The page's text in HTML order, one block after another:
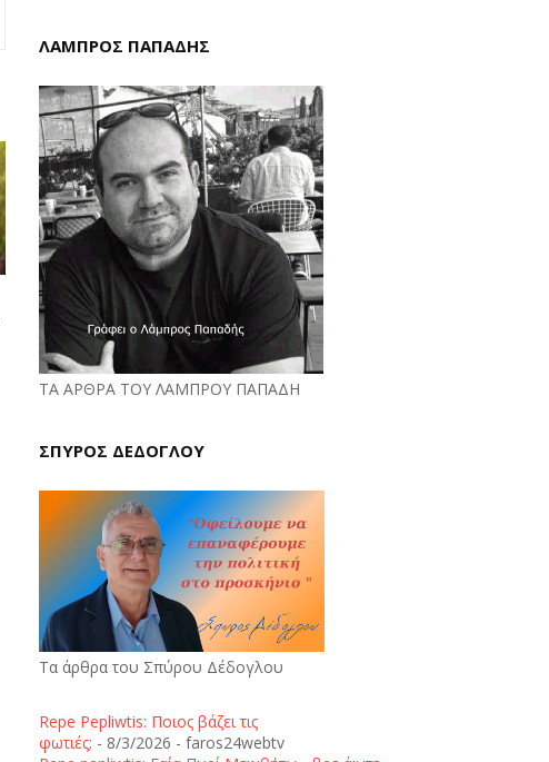
ΛΑΜΠΡΟΣ ΠΑΠΑΔΗΣ
ΤΑ ΑΡΘΡΑ ΤΟΥ ΛΑΜΠΡΟΥ ΠΑΠΑΔΗ
ΣΠΥΡΟΣ ΔΕΔΟΓΛΟΥ
Τα άρθρα του Σπύρου Δέδογλου
Repe Pepliwtis: Ποιος βάζει τις
φωτιές; - 8/3/2026 - faros24webtv